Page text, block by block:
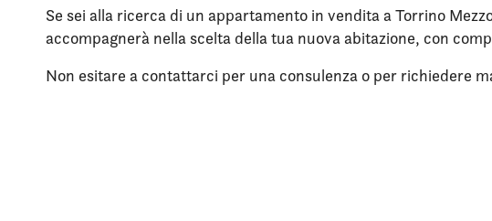
Se sei alla ricerca di un appartamento in vendita a Torrino
accompagnerà nella scelta della tua nuova abitazione, con
Non esitare a contattarci per una consulenza o per richiedere